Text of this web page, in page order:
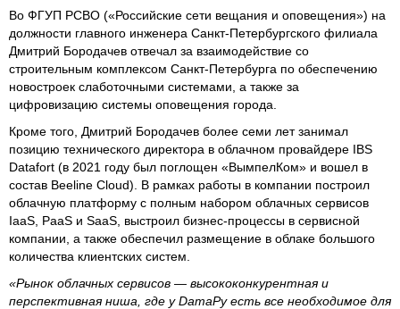
Во ФГУП РСВО («Российские сети вещания и оповещения») на
должности главного инженера Санкт-Петербургского филиала
Дмитрий Бородачев отвечал за взаимодействие со
строительным комплексом Санкт-Петербурга по обеспечению
новостроек слаботочными системами, а также за
цифровизацию системы оповещения города.
Кроме того, Дмитрий Бородачев более семи лет занимал
позицию технического директора в облачном провайдере IBS
Datafort (в 2021 году был поглощен «ВымпелКом» и вошел в
состав Beeline Cloud). В рамках работы в компании построил
облачную платформу с полным набором облачных сервисов
IaaS, PaaS и SaaS, выстроил бизнес-процессы в сервисной
компании, а также обеспечил размещение в облаке большого
количества клиентских систем.
«Рынок облачных сервисов — высококонкурентная и
перспективная ниша, где у DaтаРу есть все необходимое для